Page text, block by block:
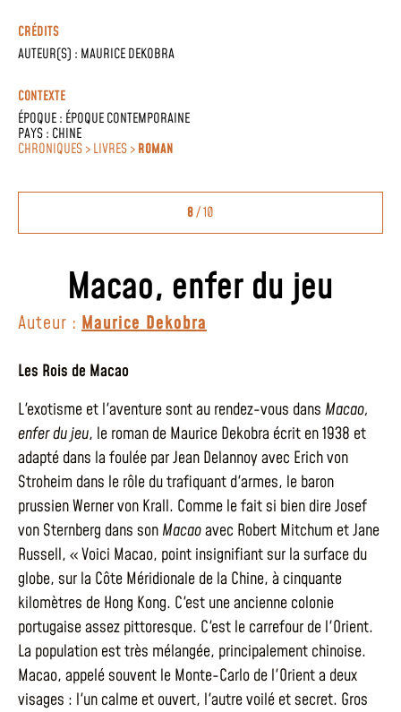
CRÉDITS
AUTEUR(S) : MAURICE DEKOBRA
CONTEXTE
ÉPOQUE : ÉPOQUE CONTEMPORAINE
PAYS : CHINE
CHRONIQUES > LIVRES >ROMAN
8/ 10
Macao, enfer du jeu
Auteur : Maurice Dekobra
Les Rois de Macao
L'exotisme et l'aventure sont au rendez-vous dans Macao,
enfer du jeu, le roman de Maurice Dekobra écrit en 1938 et
adapté dans la foulée par Jean Delannoy avec Erich von
Stroheim dans le rôle du trafiquant d'armes, le baron
prussien Werner von Krall. Comme le fait si bien dire Josef
von Sternberg dans son Macaoavec Robert Mitchum et Jane
Russell, « Voici Macao, point insignifiant sur la surface du
globe, sur la Côte Méridionale de la Chine, à cinquante
kilomètres de Hong Kong. C'est une ancienne colonie
portugaise assez pittoresque. C'est le carrefour de l'Orient.
La population est très mélangée, principalement chinoise.
Macao, appelé souvent le Monte-Carlo de l'Orient a deux
visages : l'un calme et ouvert, l'autre voilé et secret. Gros